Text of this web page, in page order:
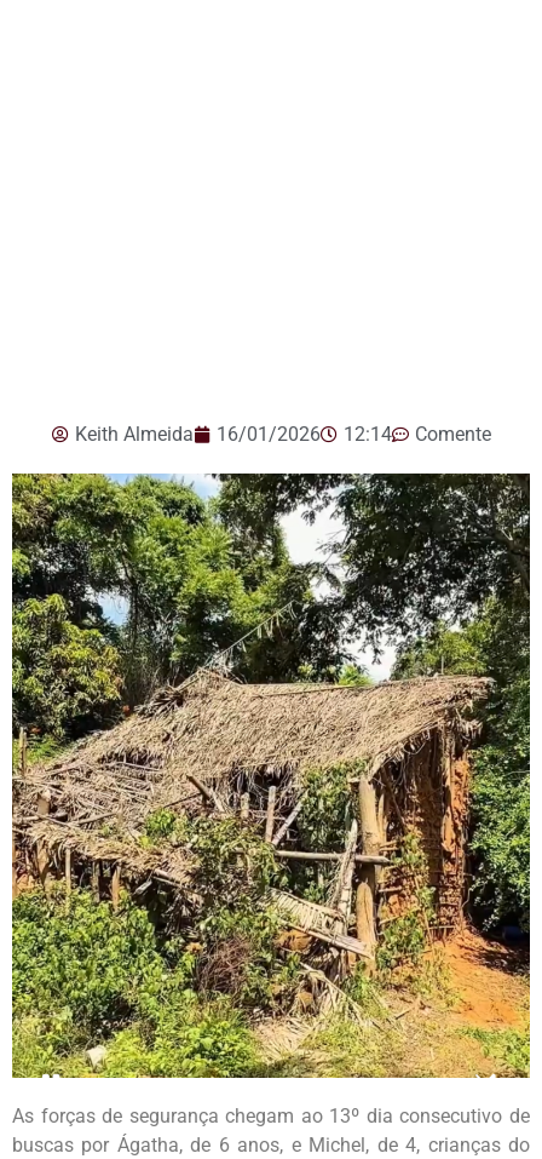
Keith Almeida 16/01/2026 12:14 Comente
As forças de segurança chegam ao 13º dia consecutivo de
buscas por Ágatha, de 6 anos, e Michel, de 4, crianças do